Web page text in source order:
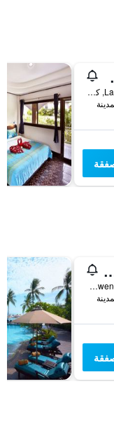
128/17-18 Lamai Beach, كوه ساموي, تايلاند
سبا ريزورت
13/1 Moo2, Chaweng Beach, Bophut, كوه ساموي, تايلاند